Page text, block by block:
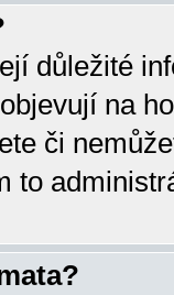
důležité
na
či
to